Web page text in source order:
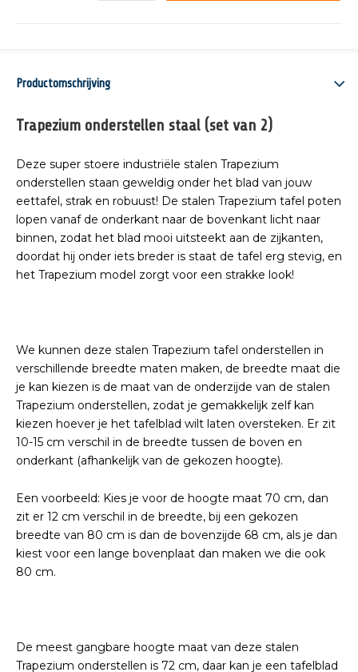
Productomschrijving
Trapezium onderstellen staal (set van 2)
Deze super stoere industriële stalen Trapezium
onderstellen staan geweldig onder het blad van jouw
eettafel, strak en robuust! De stalen Trapezium tafel poten
lopen vanaf de onderkant naar de bovenkant licht naar
binnen, zodat het blad mooi uitsteekt aan de zijkanten,
doordat hij onder iets breder is staat de tafel erg stevig, en
het Trapezium model zorgt voor een strakke look!
We kunnen deze stalen Trapezium tafel onderstellen in
verschillende breedte maten maken, de breedte maat die
je kan kiezen is de maat van de onderzijde van de stalen
Trapezium onderstellen, zodat je gemakkelijk zelf kan
kiezen hoever je het tafelblad wilt laten oversteken. Er zit
10-15 cm verschil in de breedte tussen de boven en
onderkant (afhankelijk van de gekozen hoogte).
Een voorbeeld: Kies je voor de hoogte maat 70 cm, dan
zit er 12 cm verschil in de breedte, bij een gekozen
breedte van 80 cm is dan de bovenzijde 68 cm, als je dan
kiest voor een lange bovenplaat dan maken we die ook
80 cm.
De meest gangbare hoogte maat van deze stalen
Trapezium onderstellen is 72 cm, daar kan je een tafelblad